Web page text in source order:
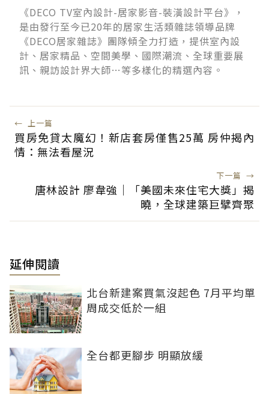
《DECO TV室內設計-居家影音-裝潢設計平台》，
是由發行至今已20年的居家生活類雜誌領導品牌
《DECO居家雜誌》團隊傾全力打造，提供室內設
計、居家精品、空間美學、國際潮流、全球重要展
訊、親訪設計界大師…等多樣化的精選內容。
← 上一篇
買房免貸太魔幻！新店套房僅售25萬 房仲揭內
情：無法看屋況
下一篇 →
唐林設計 廖韋強｜「美國未來住宅大獎」揭
曉，全球建築巨擘齊聚
延伸閱讀
北台新建案買氣沒起色 7月平均單
周成交低於一組
全台都更腳步 明顯放緩